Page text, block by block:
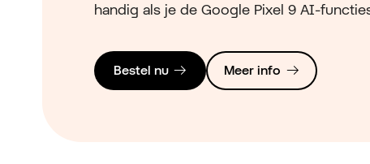
handig als je de Google Pixel 9 AI-
Bestel nu Meer info